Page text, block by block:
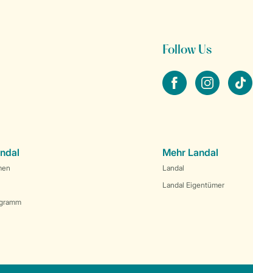
Follow Us
facebookinstagramtiktok
Mehr Landal
Landal
Landal Eigentümer